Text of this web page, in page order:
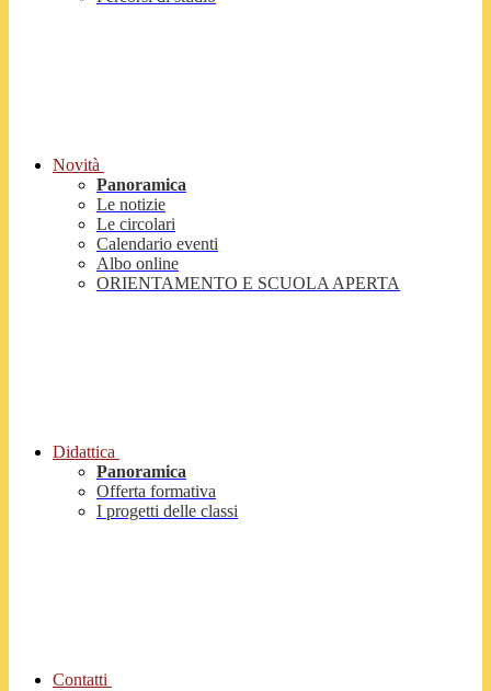
Novità
Panoramica
Le notizie
Le circolari
Calendario eventi
Albo online
ORIENTAMENTO E SCUOLA APERTA
Didattica
Panoramica
Offerta formativa
I progetti delle classi
Contatti